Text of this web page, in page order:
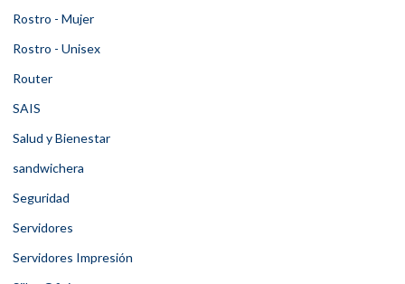
Rostro - Mujer
Rostro - Unisex
Router
SAIS
Salud y Bienestar
sandwichera
Seguridad
Servidores
Servidores Impresión